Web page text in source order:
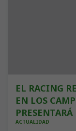
EL RACING
EN LOS
TEMPORADA
ACTUALIDAD